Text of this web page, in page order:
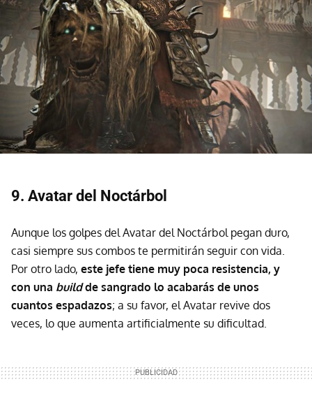
9. Avatar del Noctárbol
Aunque los golpes del Avatar del Noctárbol pegan duro,
casi siempre sus combos te permitirán seguir con vida.
Por otro lado, este jefe tiene muy poca resistencia, y
con una buildde sangrado lo acabarás de unos
cuantos espadazos; a su favor, el Avatar revive dos
veces, lo que aumenta artificialmente su dificultad.